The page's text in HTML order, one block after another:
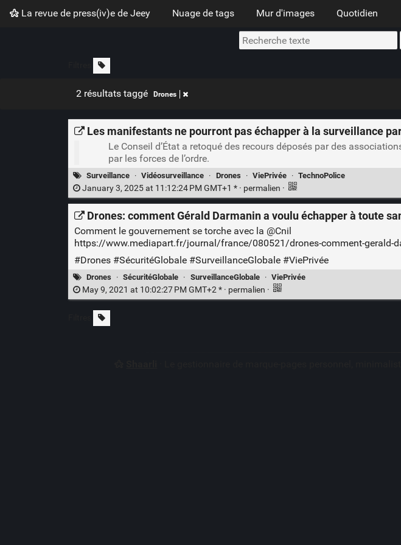
La revue de press(iv)e de Jeey Nuage de tags Mur d'images Quotidien
2 résultats taggé Drones
Les manifestants ne pourront pas échapper à la surveillance
Le Conseil d’État a retoqué des recours déposés par des
par les forces de l’ordre.
Surveillance · Vidéosurveillance · Drones · ViePrivée · TechnoPolice
January 3, 2025 at 11:12:24 PM GMT+1 * · permalien ·
Drones: comment Gérald Darmanin a voulu échapper à toute
Comment le gouvernement se torche avec la @Cnil
https://www.mediapart.fr/journal/france/080521/drones-comment-gerald-
#Drones #SécuritéGlobale #SurveillanceGlobale #ViePrivée
Drones · SécuritéGlobale · SurveillanceGlobale · ViePrivée
May 9, 2021 at 10:02:27 PM GMT+2 * · permalien ·